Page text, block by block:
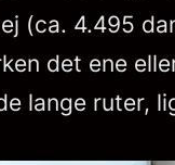
(ca. 4.495
det ene
lange ruter,